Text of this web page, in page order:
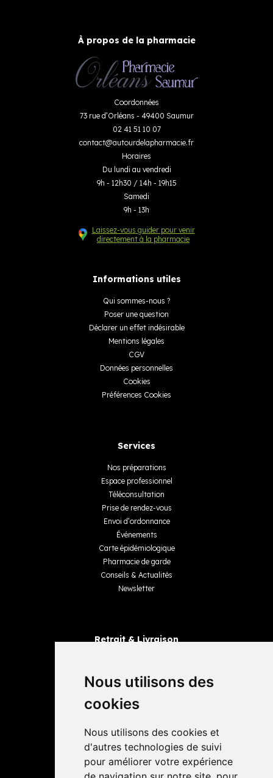
Nous utilisons des
cookies
Nous utilisons des cookies et
d'autres technologies de suivi
pour améliorer votre expérience
À propos de la pharmacie
Coordonnées
73 rue d’Orléans - 49400 Saumur
02 41 51 10 07
contact@autourdelapharmacie.fr
Horaires
Du lundi au vendredi
9h - 12h30 / 14h - 19h15
Samedi
9h - 13h
Laissez-vous guider pour venir
directement à la pharmacie
Informations utiles
Qui sommes-nous ?
Poser une question
Déclarer un effet indésirable
Mentions légales
CGV
Données personnelles
Cookies
Préférences Cookies
Services
Nos préparations
Espace professionnel
Téléconsultation
Prise de rendez-vous
Envoi d’ordonnance
Événements
Carte épidémiologique
Pharmacie de garde
Conseils & Actualités
Newsletter
Retrait & Livraison
Livraisons
4,4 / 5 65 avis